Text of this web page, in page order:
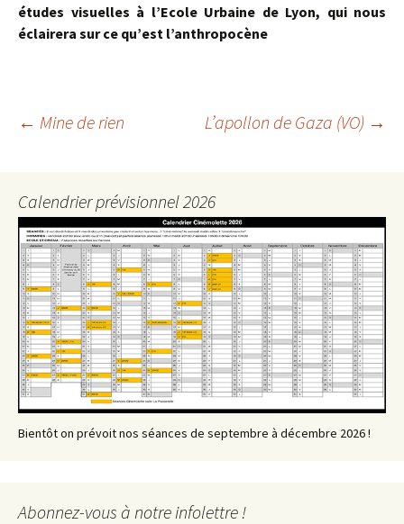
études visuelles à l’Ecole Urbaine de Lyon, qui nous
éclairera sur ce qu’est l’anthropocène
Navigation
articles
← Mine de rien L’apollon de Gaza (VO) →
Calendrier prévisionnel 2026
Bientôt on prévoit nos séances de septembre à décembre 2026 !
Abonnez-vous à notre infolettre !